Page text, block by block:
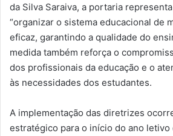
da Silva Saraiva, a portaria
“organizar o sistema educacional de
eficaz, garantindo a qualidade do
medida também reforça o
dos profissionais da educação e o
às necessidades dos estudantes.
A implementação das diretrizes
estratégico para o início do ano letivo